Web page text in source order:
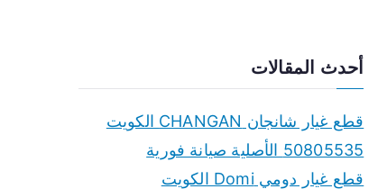
أحدث المقالات
قطع غيار شانجان CHANGAN الكويت
50805535 الأصلية صيانة فورية
قطع غيار دومي Domi الكويت